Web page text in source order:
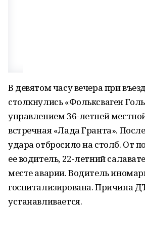
В девятом часу вечера при
столкнулись «Фольксваген
управлением 36-летней
встречная «Лада Гранта».
удара отбросило на столб. От
ее водитель, 22-летний
месте аварии. Водитель
госпитализирована. Причина
устанавливается.